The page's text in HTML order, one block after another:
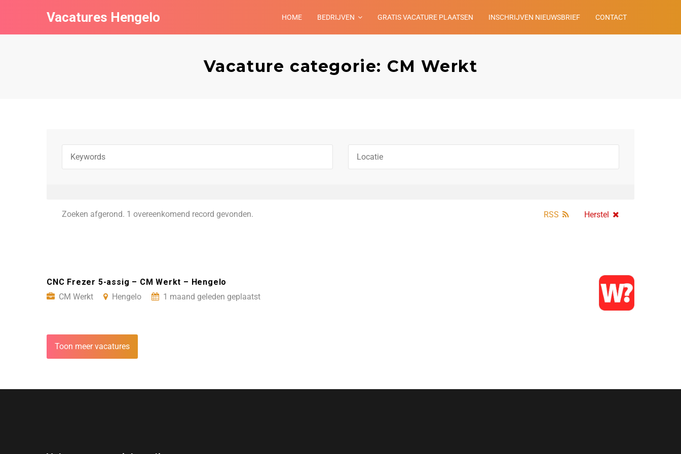
Vacatures Hengelo HOME BEDRIJVEN GRATIS VACATURE PLAATSEN INSCHRIJVEN NIEUWSBRIEF CONTACT
Vacature categorie: CM Werkt
Zoeken afgerond. 1 overeenkomend record gevonden. Herstel
RSS
CNC Frezer 5-assig – CM Werkt – Hengelo
CM Werkt
Hengelo 1 maand geleden geplaatst
Toon meer vacatures